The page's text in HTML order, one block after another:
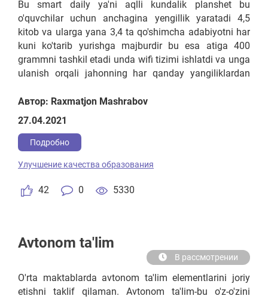
Bu smart daily ya'ni aqlli kundalik planshet bu
o'quvchilar uchun anchagina yengillik yaratadi 4,5
kitob va ularga yana 3,4 ta qo'shimcha adabiyotni har
kuni ko'tarib yurishga majburdir bu esa atiga 400
grammni tashkil etadi unda wifi tizimi ishlatdi va unga
ulanish orqali jahonning har qanday yangiliklardan
talim saytlarida kirish va informatika turli adabiyot va
audio kurslardan foydalanishi mumkin va
eshitib yodlash 5 barobar kuchli bo‘ladi
Автор: Raxmatjon Mashrabov
27.04.2021
Подробно
42 0 5330
Улучшение качества образования
Avtonom ta'lim
В рассмотрении
O'rta maktablarda avtonom ta'lim elementlarini joriy
etishni taklif qilaman. Avtonom ta'lim-bu o'z-o'zini